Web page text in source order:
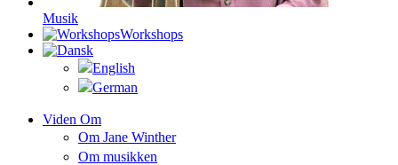
Musik
Workshops
Viden Om
Om Jane Winther
Om musikken